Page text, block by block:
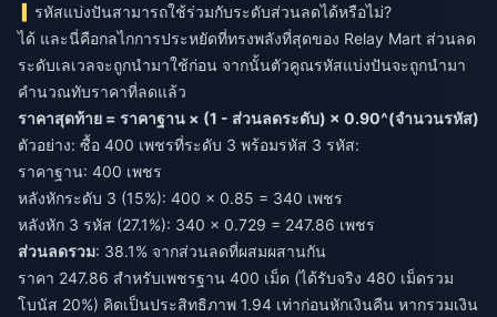
รหัสแบ่งปันสามารถใช้ร่วมกับระดับส่วนลดได้หรือไม่?
ได้ และนี่คือกลไกการประหยัดที่ทรงพลังที่สุดของ Relay Mart ส่วนลด
ระดับเลเวลจะถูกนำมาใช้ก่อน จากนั้นตัวคูณรหัสแบ่งปันจะถูกนำมา
คำนวณทับราคาที่ลดแล้ว
ราคาสุดท้าย = ราคาฐาน × (1 - ส่วนลดระดับ) × 0.90^(จำนวนรหัส)
ตัวอย่าง: ซื้อ 400 เพชรที่ระดับ 3 พร้อมรหัส 3 รหัส:
ราคาฐาน: 400 เพชร
หลังหักระดับ 3 (15%): 400 × 0.85 = 340 เพชร
หลังหัก 3 รหัส (27.1%): 340 × 0.729 = 247.86 เพชร
ส่วนลดรวม: 38.1% จากส่วนลดที่ผสมผสานกัน
ราคา 247.86 สำหรับเพชรฐาน 400 เม็ด (ได้รับจริง 480 เม็ดรวม
โบนัส 20%) คิดเป็นประสิทธิภาพ 1.94 เท่าก่อนหักเงินคืน หากรวมเงิน